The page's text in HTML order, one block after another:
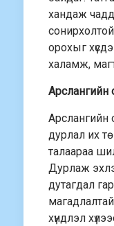
хандаж
орохыг
халамж,
Арслангийн
дурлал их
талаараа
Дурлаж
дутагдал
хүндлэл